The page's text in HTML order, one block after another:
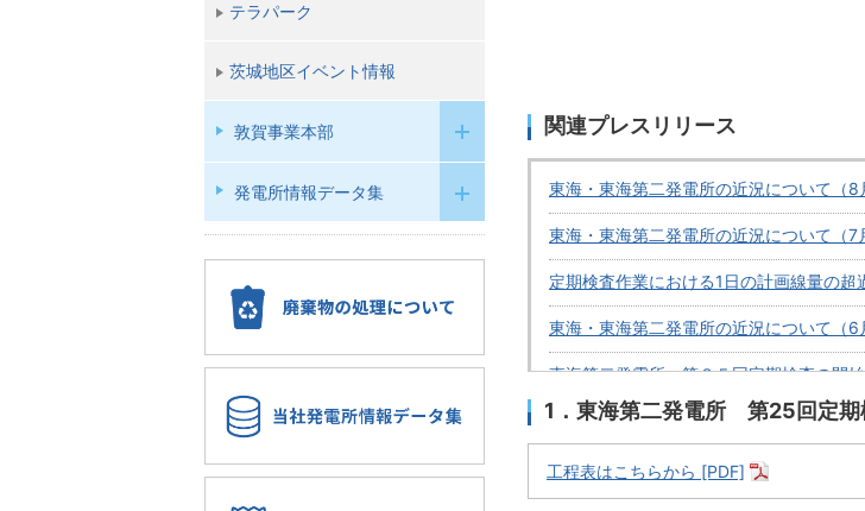
関連プレスリリース
東海・東海第二発電所の近況について（8
東海・東海第二発電所の近況について（7
定期検査作業における1日の計画線量の超
東海・東海第二発電所の近況について（6
東海第二発電所 第２５回定期検査の開
1．東海第二発電所 第25回定期
工程表はこちらから [PDF]
テラパーク
茨城地区イベント情報
敦賀事業本部
発電所情報データ集